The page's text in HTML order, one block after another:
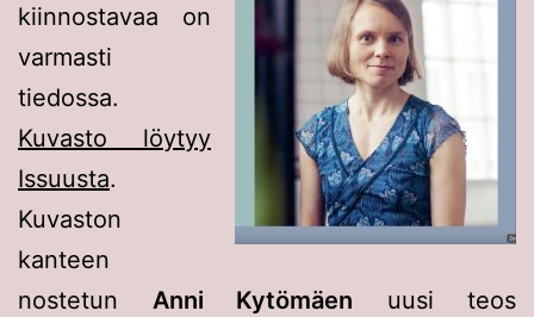
kiinnostavaa on
varmasti
tiedossa.
Kuvasto löytyy
Issuusta.
Kuvaston
kanteen
nostetun Anni Kytömäen uusi teos